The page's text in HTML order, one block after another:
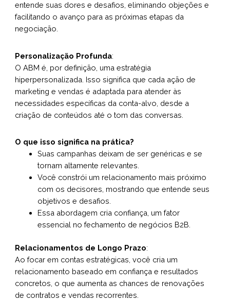
entende suas dores e desafios, eliminando objeções e
facilitando o avanço para as próximas etapas da
negociação.
Personalização Profunda:
O ABM é, por definição, uma estratégia
hiperpersonalizada. Isso significa que cada ação de
marketing e vendas é adaptada para atender às
necessidades específicas da conta-alvo, desde a
criação de conteúdos até o tom das conversas.
O que isso significa na prática?
Suas campanhas deixam de ser genéricas e se
tornam altamente relevantes.
Você constrói um relacionamento mais próximo
com os decisores, mostrando que entende seus
objetivos e desafios.
Essa abordagem cria confiança, um fator
essencial no fechamento de negócios B2B.
Relacionamentos de Longo Prazo:
Ao focar em contas estratégicas, você cria um
relacionamento baseado em confiança e resultados
concretos, o que aumenta as chances de renovações
de contratos e vendas recorrentes.